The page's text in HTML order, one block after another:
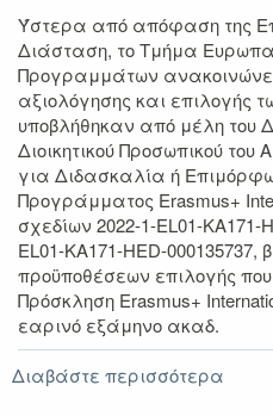
Ύστερα από απόφαση της
Διάσταση, το Τμήμα
Προγραμμάτων
αξιολόγησης και επιλογής
υποβλήθηκαν από μέλη του
Διοικητικού Προσωπικού
για Διδασκαλία ή
Προγράμματος Erasmus+
σχεδίων 2022-1-EL01-KA171-
EL01-KA171-HED-
προϋποθέσεων επιλογής
Πρόσκληση Erasmus+
εαρινό εξάμηνο ακαδ.
Διαβάστε περισσότερα